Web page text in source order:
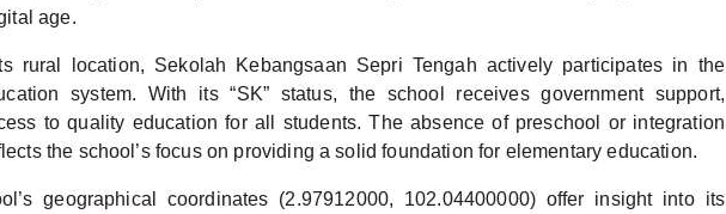
age.
rural location, Sekolah Kebangsaan Sepri Tengah actively participates in the
system. With its “SK” status, the school receives government support,
to quality education for all students. The absence of preschool or integration
the school’s focus on providing a solid foundation for elementary education.
geographical coordinates (2.97912000, 102.04400000) offer insight into its